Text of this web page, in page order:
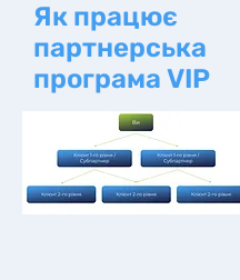
Як працює
партнерська
програма VIP